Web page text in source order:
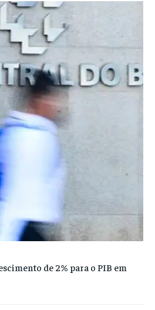
de 2% para o PIB em